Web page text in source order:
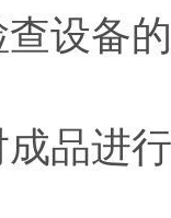
设备
品进